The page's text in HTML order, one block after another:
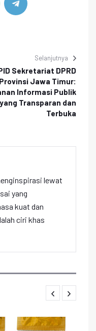
Selanjutnya
Sekretariat DPRD
Provinsi Jawa Timur:
Informasi Publik
yang Transparan dan
Terbuka
lewat
yang
kuat dan
ciri khas